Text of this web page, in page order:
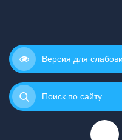
Версия для
Поиск по сайту